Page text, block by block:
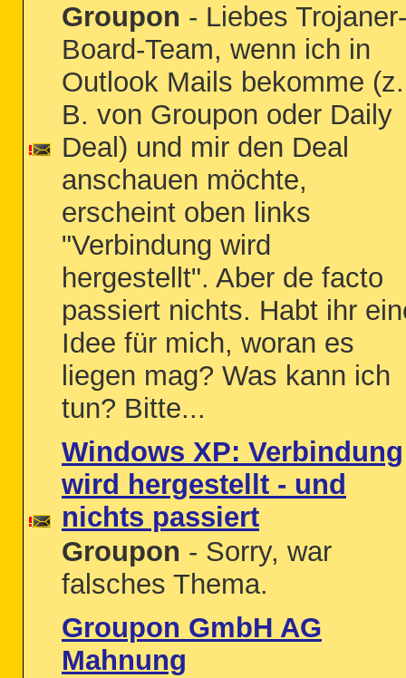
Groupon - Liebes Trojaner-
Board-Team, wenn ich in
Outlook Mails bekomme (z.
B. von Groupon oder Daily
Deal) und mir den Deal
anschauen möchte,
erscheint oben links
"Verbindung wird
hergestellt". Aber de facto
passiert nichts. Habt ihr
Idee für mich, woran es
liegen mag? Was kann ich
tun? Bitte...
Windows XP: Verbindung
wird hergestellt - und
nichts passiert
Groupon - Sorry, war
falsches Thema.
Groupon GmbH AG
Mahnung